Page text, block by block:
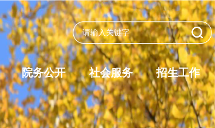
院务公开 社会服务 招生工作